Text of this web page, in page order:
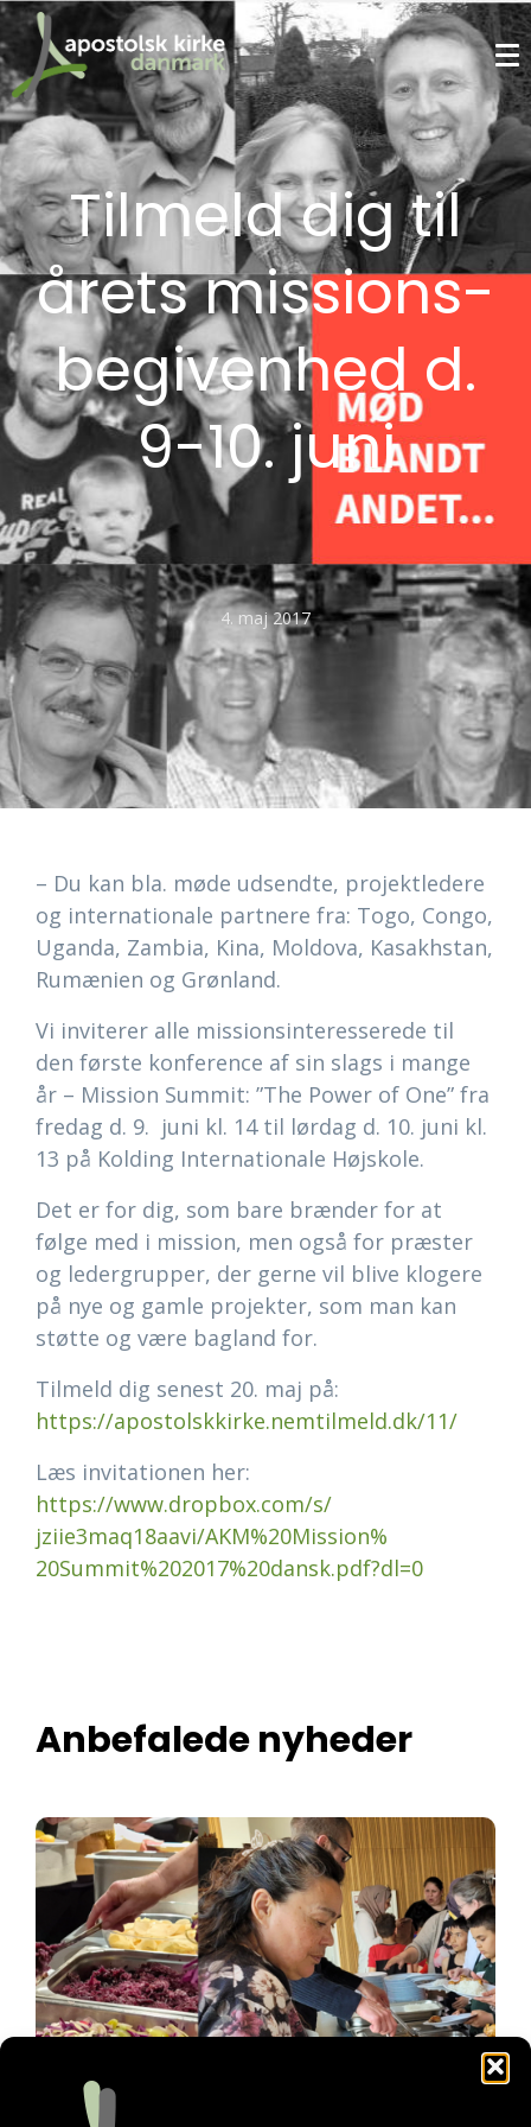
Tilmeld dig til
årets missions-
begivenhed d.
9-10. juni
4. maj 2017
– Du kan bla. møde udsendte, projektledere
og internationale partnere fra: Togo, Congo,
Uganda, Zambia, Kina, Moldova, Kasakhstan,
Rumænien og Grønland.
Vi inviterer alle missionsinteresserede til
den første konference af sin slags i mange
år – Mission Summit: ”The Power of One” fra
fredag d. 9. juni kl. 14 til lørdag d. 10. juni kl.
13 på Kolding Internationale Højskole.
Det er for dig, som bare brænder for at
følge med i mission, men også for præster
og ledergrupper, der gerne vil blive klogere
på nye og gamle projekter, som man kan
støtte og være bagland for.
Tilmeld dig senest 20. maj på:
https://apostolskkirke.nemtilmeld.dk/11/
Læs invitationen her:
https://www.dropbox.com/s/
jziie3maq18aavi/AKM%20Mission%
20Summit%202017%20dansk.pdf?dl=0
Anbefalede nyheder